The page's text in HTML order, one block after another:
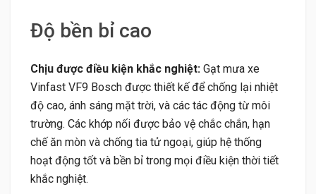
Độ bền bỉ cao
Chịu được điều kiện khắc nghiệt: Gạt mưa xe
Vinfast VF9 Bosch được thiết kế để chống lại nhiệt
độ cao, ánh sáng mặt trời, và các tác động từ môi
trường. Các khớp nối được bảo vệ chắc chắn, hạn
chế ăn mòn và chống tia tử ngoại, giúp hệ thống
hoạt động tốt và bền bỉ trong mọi điều kiện thời tiết
khắc nghiệt.